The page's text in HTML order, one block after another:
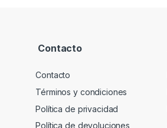
Contacto
Contacto
Términos y condiciones
Política de privacidad
Política de devoluciones